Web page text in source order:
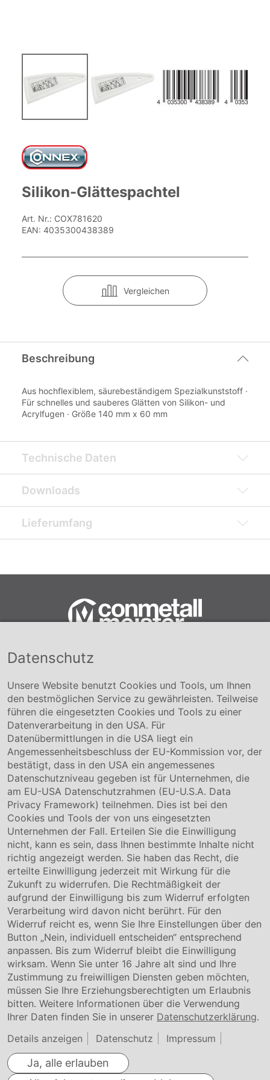
der
Bildgalerie
springen
Silikon-Glättespachtel
Art. Nr.: COX781620
EAN: 4035300438389
Vergleichen
Beschreibung
Aus hochflexiblem, säurebeständigem Spezialkunststoff ·
Für schnelles und sauberes Glätten von Silikon- und
Acrylfugen · Größe 140 mm x 60 mm
Technische Daten
Downloads
Lieferumfang
Conmetall Meister GmbH
+49 5141-180
info@conmetallmeister.de
www.conmetallmeister.de
Unternehmen
Über uns
Compliance
Hinweisgebersystem
Karriere
Service & Kontakt
Kontakt
Downloads
Garantiebedingungen
Zertifikate
Rechtliches
Impressum
AGB
Datenschutz
Cookie Einstellung
Datenschutz
Unsere Website benutzt Cookies und Tools, um Ihnen
den bestmöglichen Service zu gewährleisten. Teilweise
führen die eingesetzten Cookies und Tools zu einer
Datenverarbeitung in den USA. Für
Datenübermittlungen in die USA liegt ein
Angemessenheitsbeschluss der EU-Kommission vor, der
bestätigt, dass in den USA ein angemessenes
Datenschutzniveau gegeben ist für Unternehmen, die
am EU-USA Datenschutzrahmen (EU-U.S.A. Data
Privacy Framework) teilnehmen. Dies ist bei den
Cookies und Tools der von uns eingesetzten
Unternehmen der Fall. Erteilen Sie die Einwilligung
nicht, kann es sein, dass Ihnen bestimmte Inhalte nicht
richtig angezeigt werden. Sie haben das Recht, die
erteilte Einwilligung jederzeit mit Wirkung für die
Zukunft zu widerrufen. Die Rechtmäßigkeit der
aufgrund der Einwilligung bis zum Widerruf erfolgten
Verarbeitung wird davon nicht berührt. Für den
Widerruf reicht es, wenn Sie Ihre Einstellungen über den
Button „Nein, individuell entscheiden“ entsprechend
anpassen. Bis zum Widerruf bleibt die Einwilligung
wirksam. Wenn Sie unter 16 Jahre alt sind und Ihre
Zustimmung zu freiwilligen Diensten geben möchten,
müssen Sie Ihre Erziehungsberechtigten um Erlaubnis
bitten. Weitere Informationen über die Verwendung
Ihrer Daten finden Sie in unserer Datenschutzerklärung.
Details anzeigen
Datenschutz Impressum
Ja, alle erlauben